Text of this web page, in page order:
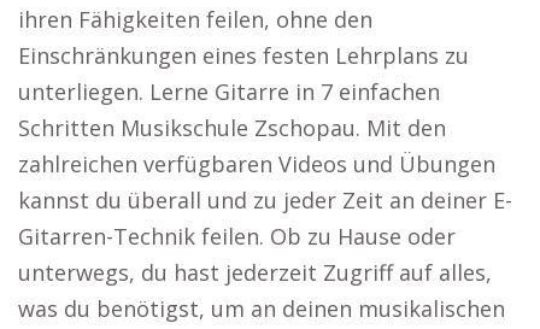
ihren Fähigkeiten feilen, ohne den
Einschränkungen eines festen Lehrplans zu
unterliegen. Lerne Gitarre in 7 einfachen
Schritten Musikschule Zschopau. Mit den
zahlreichen verfügbaren Videos und Übungen
kannst du überall und zu jeder Zeit an deiner E-
Gitarren-Technik feilen. Ob zu Hause oder
unterwegs, du hast jederzeit Zugriff auf alles,
was du benötigst, um an deinen musikalischen